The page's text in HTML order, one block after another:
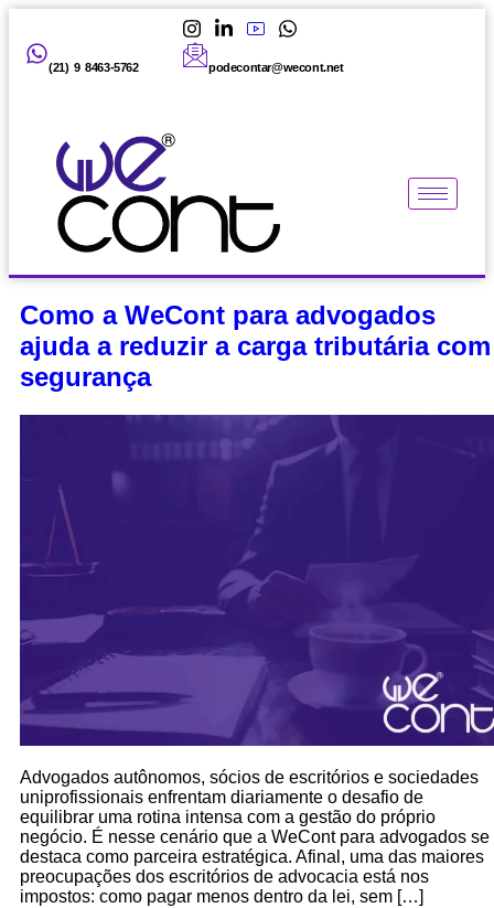
(21) 9 8463-5762 podecontar@wecont.net
Como a WeCont para advogados
ajuda a reduzir a carga tributária com
segurança
Advogados autônomos, sócios de escritórios e sociedades
uniprofissionais enfrentam diariamente o desafio de
equilibrar uma rotina intensa com a gestão do próprio
negócio. É nesse cenário que a WeCont para advogados se
destaca como parceira estratégica. Afinal, uma das maiores
preocupações dos escritórios de advocacia está nos
impostos: como pagar menos dentro da lei, sem […]